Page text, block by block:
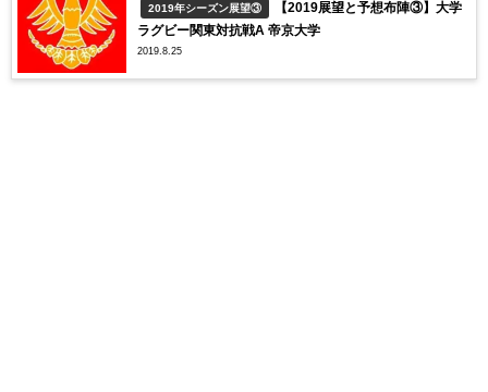
2019年シーズン展望③
【2019展望と予想布陣③】大学
ラグビー関東対抗戦A 帝京大学
2019.8.25